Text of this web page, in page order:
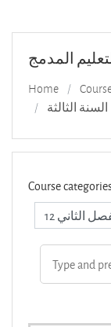
المدمج
Home
السنة الثالثة
Course